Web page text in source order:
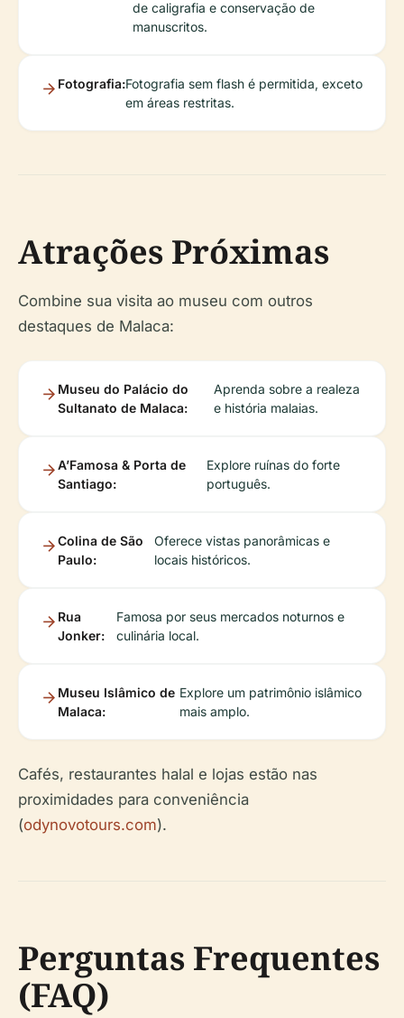
de caligrafia e conservação de
manuscritos.
Fotografia:Fotografia sem flash é permitida, exceto
em áreas restritas.
Atrações Próximas
Combine sua visita ao museu com outros
destaques de Malaca:
Museu do Palácio do
Sultanato de Malaca:
Aprenda sobre a realeza
e história malaias.
A’Famosa & Porta de
Santiago:
Explore ruínas do forte
português.
Colina de São
Paulo:
Oferece vistas panorâmicas e
locais históricos.
Rua
Jonker:
Famosa por seus mercados noturnos e
culinária local.
Museu Islâmico de
Malaca:
Explore um patrimônio islâmico
mais amplo.
Cafés, restaurantes halal e lojas estão nas
proximidades para conveniência
(odynovotours.com).
Perguntas Frequentes
(FAQ)